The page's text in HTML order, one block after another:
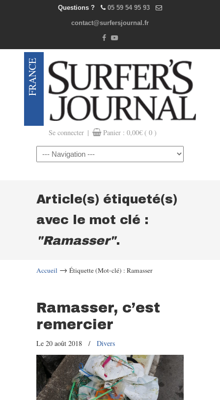
Questions ? 05 59 54 95 93
contact@surfersjournal.fr
Se connecter | Panier : 0,00€ ( 0 )
Navigation
Article(s) étiqueté(s)
avec le mot clé :
"Ramasser".
Accueil → Étiquette (Mot-clé) : Ramasser
Ramasser, c’est
remercier
Le 20 août 2018 / Divers